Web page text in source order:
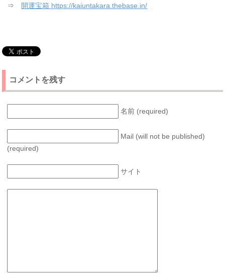
⇒ 開運宝箱 https://kaiuntakara.thebase.in/
コメントを残す
名前 (required)
Mail (will not be published)
(required)
サイト